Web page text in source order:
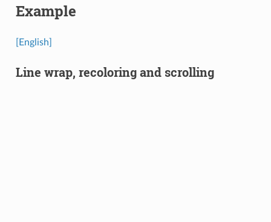
Example
[English]
Line wrap, recoloring and scrolling